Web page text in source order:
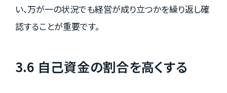
い、万が一の状況でも経営が成り立つかを繰り返し確
認することが重要です。
3.6 自己資金の割合を高くする